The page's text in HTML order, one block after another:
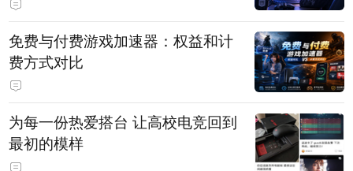
免费与付费游戏加速器：权益和计
费方式对比
为每一份热爱搭台 让高校电竞回到
最初的模样